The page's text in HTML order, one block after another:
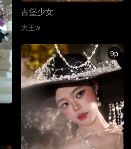
古堡少女️
大王w
9p